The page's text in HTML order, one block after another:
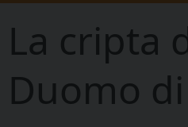
La cripta
Duomo